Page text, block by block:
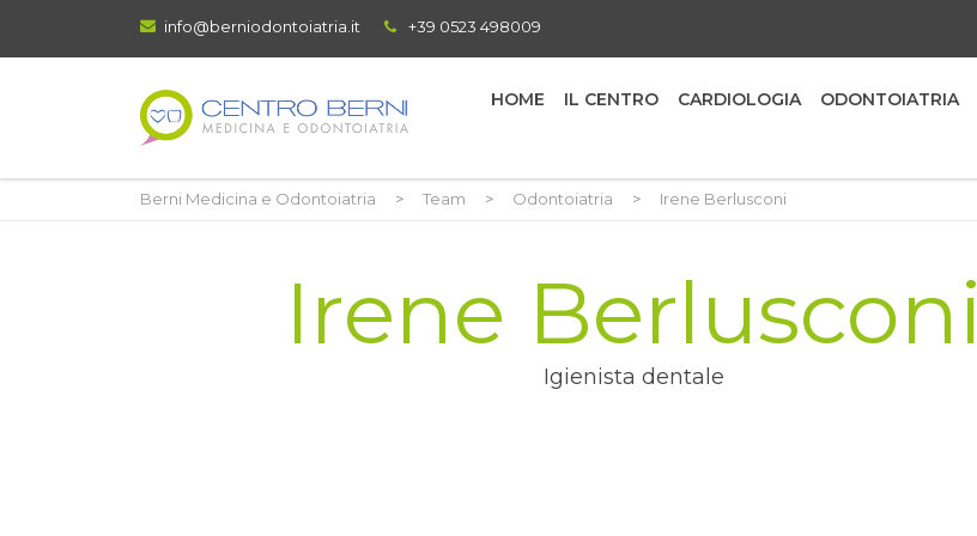
info@berniodontoiatria.it +39 0523 498009
HOME IL CENTRO CARDIOLOGIA ODONTOIATRIA
Berni Medicina e Odontoiatria > Team > Odontoiatria > Irene Berlusconi
Irene Berlusconi
Igienista dentale